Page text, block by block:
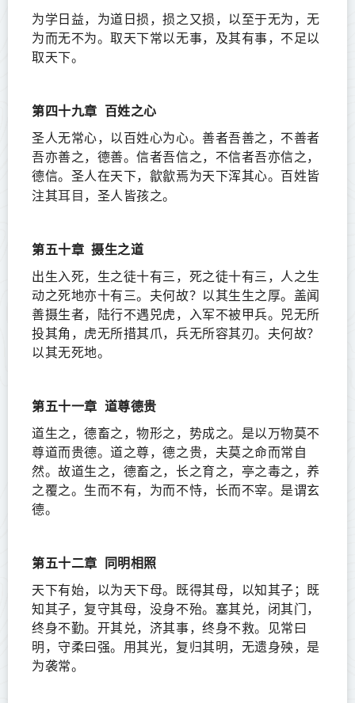
为学日益，为道日损，损之又损，以至于无为，无
为而无不为。取天下常以无事，及其有事，不足以
取天下。
第四十九章
百姓之心
圣人无常心，以百姓心为心。善者吾善之，不善者
吾亦善之，德善。信者吾信之，不信者吾亦信之，
德信。圣人在天下，歙歙焉为天下浑其心。百姓皆
注其耳目 ，圣人皆孩之。
第五十章 摄生之道
出生入死，生之徒十有三，死之徒十有三，人之生
动之死地亦十有三。夫何故？以其生生之厚。盖闻
善摄生者，陆行不遇兕虎，入军不被甲兵。兕无所
投其角，虎无所措其爪，兵无所容其刃。夫何故？
以其无死地。
第五十一章 道尊德贵
道生之，德畜之，物形之，势成之。是以万物莫不
尊道而贵德。道之尊，德之贵，夫莫之命而常自
然。故道生之，德畜之，长之育之，亭之毒之，养
之覆之。生而不有，为而不恃，长而不宰。是谓玄
德。
第五十二章
同明相照
天下有始，以为天下母。既得其母，以知其子；既
知其子，复守其母，没身不殆。塞其兑，闭其门，
终身不勤。开其兑，济其事，终身不救。见常曰
明，守柔曰强。用其光，复归其明，无遗身殃，是
为袭常。